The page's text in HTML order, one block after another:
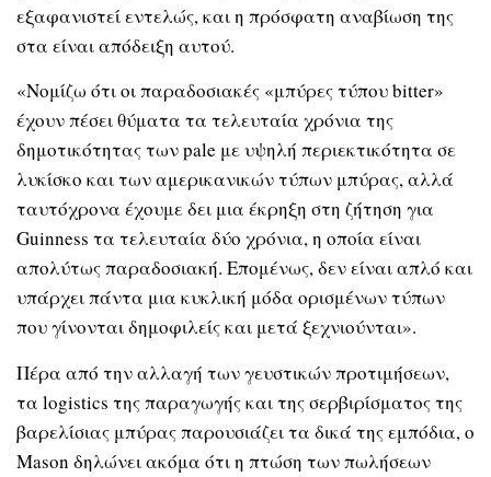
εξαφανιστεί εντελώς, και η πρόσφατη αναβίωση της
στα είναι απόδειξη αυτού.
«Νομίζω ότι οι παραδοσιακές «μπύρες τύπου bitter»
έχουν πέσει θύματα τα τελευταία χρόνια της
δημοτικότητας των pale με υψηλή περιεκτικότητα σε
λυκίσκο και των αμερικανικών τύπων μπύρας, αλλά
ταυτόχρονα έχουμε δει μια έκρηξη στη ζήτηση για
Guinness τα τελευταία δύο χρόνια, η οποία είναι
απολύτως παραδοσιακή. Επομένως, δεν είναι απλό και
υπάρχει πάντα μια κυκλική μόδα ορισμένων τύπων
που γίνονται δημοφιλείς και μετά ξεχνιούνται».
Πέρα από την αλλαγή των γευστικών προτιμήσεων,
τα logistics της παραγωγής και της σερβιρίσματος της
βαρελίσιας μπύρας παρουσιάζει τα δικά της εμπόδια, ο
Mason δηλώνει ακόμα ότι η πτώση των πωλήσεων